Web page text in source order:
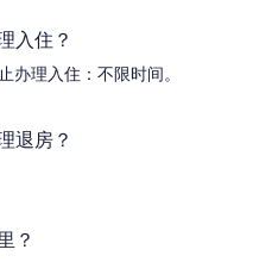
入住？
办理入住：不限时间。
退房？
？